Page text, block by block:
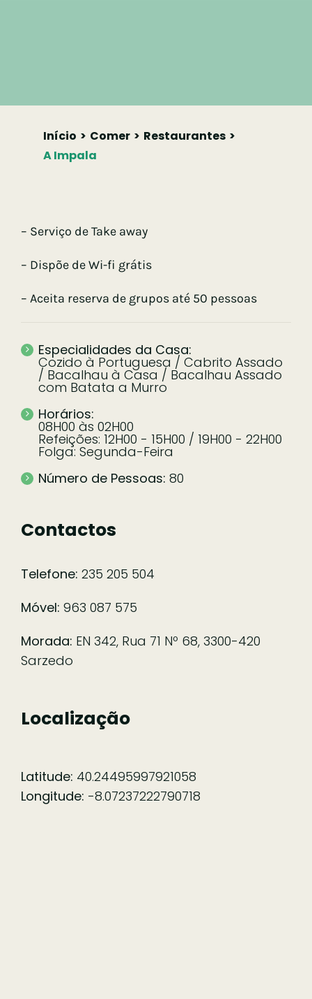
Início Comer
Restaurantes
A Impala
– Serviço de Take away
– Dispõe de Wi-fi grátis
– Aceita reserva de grupos até 50 pessoas
Especialidades da Casa:
Cozido à Portuguesa / Cabrito Assado
/ Bacalhau à Casa / Bacalhau Assado
com Batata a Murro
Horários:
08H00 às 02H00
Refeições: 12H00 - 15H00 / 19H00 - 22H00
Folga: Segunda-Feira
Número de Pessoas: 80
Contactos
Telefone: 235 205 504
Móvel: 963 087 575
Morada: EN 342, Rua 71 Nº 68, 3300-420
Sarzedo
Localização
Latitude: 40.24495997921058
Longitude: -8.07237222790718